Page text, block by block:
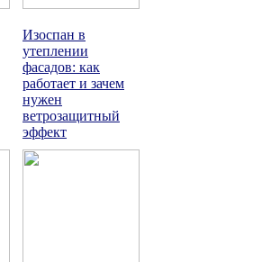
Изоспан в
утеплении
фасадов: как
работает и зачем
нужен
ветрозащитный
эффект